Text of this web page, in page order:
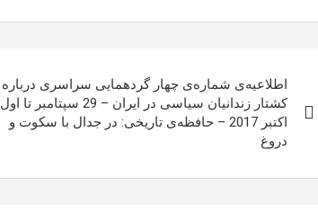
نوشته
اطلاعیه‌ی شماره‌ی چهار گردهمایی سراسری درباره
کشتار زندانیان سیاسی در ایران – 29 سپتامبر تا اول
اکتبر 2017 – حافظه‌ی تاریخی: در جدال با سکوت و
دروغ